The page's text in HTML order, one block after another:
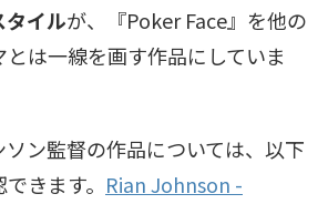
イルが、『Poker Face』を他の
は一線を画す作品にしていま
ン監督の作品については、以下
きます。 Rian Johnson -